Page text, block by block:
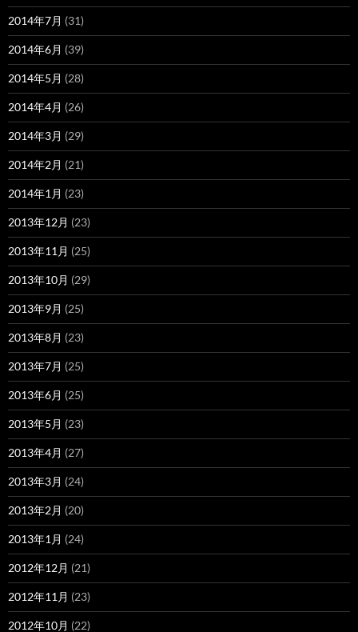
2014年7月 (31)
2014年6月 (39)
2014年5月 (28)
2014年4月 (26)
2014年3月 (29)
2014年2月 (21)
2014年1月 (23)
2013年12月 (23)
2013年11月 (25)
2013年10月 (29)
2013年9月 (25)
2013年8月 (23)
2013年7月 (25)
2013年6月 (25)
2013年5月 (23)
2013年4月 (27)
2013年3月 (24)
2013年2月 (20)
2013年1月 (24)
2012年12月 (21)
2012年11月 (23)
2012年10月 (22)